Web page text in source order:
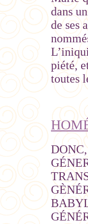
dans
de ses
piété,
toutes